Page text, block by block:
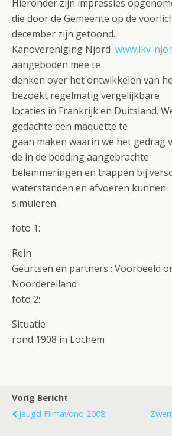
Hieronder zijn impressies
die door de Gemeente op de
december zijn getoond.
Kanovereniging Njord www.lkv-
aangeboden mee te
denken over het ontwikkelen van
bezoekt regelmatig vergelijkbare
locaties in Frankrijk en Duitsland.
gedachte een maquette te
gaan maken waarin we het gedrag
de in de bedding aangebrachte
belemmeringen en trappen bij
waterstanden en afvoeren kunnen
simuleren.
foto 1:
Rein
Geurtsen en partners : Voorbeeld
Noordereiland
foto 2:
Situatie
rond 1908 in Lochem
Vorig Bericht
Jeugd Filmavond 2008